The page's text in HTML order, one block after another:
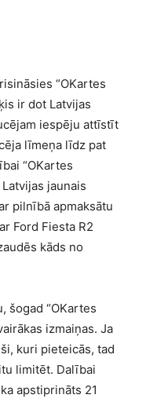
“OKartes
ir dot Latvijas
iespēju attīstīt
līmeņa līdz pat
“OKartes
jaunais
pilnībā apmaksātu
Ford Fiesta R2
kāds no
šogad “OKartes
izmaiņas. Ja
kuri pieteicās, tad
limitēt. Dalībai
apstiprināts 21